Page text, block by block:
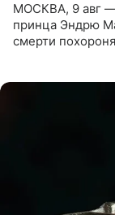
МОСКВА, 9 авг —
принца Эндрю
смерти